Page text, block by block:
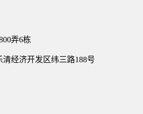
弄6栋
经济开发区纬三路188号